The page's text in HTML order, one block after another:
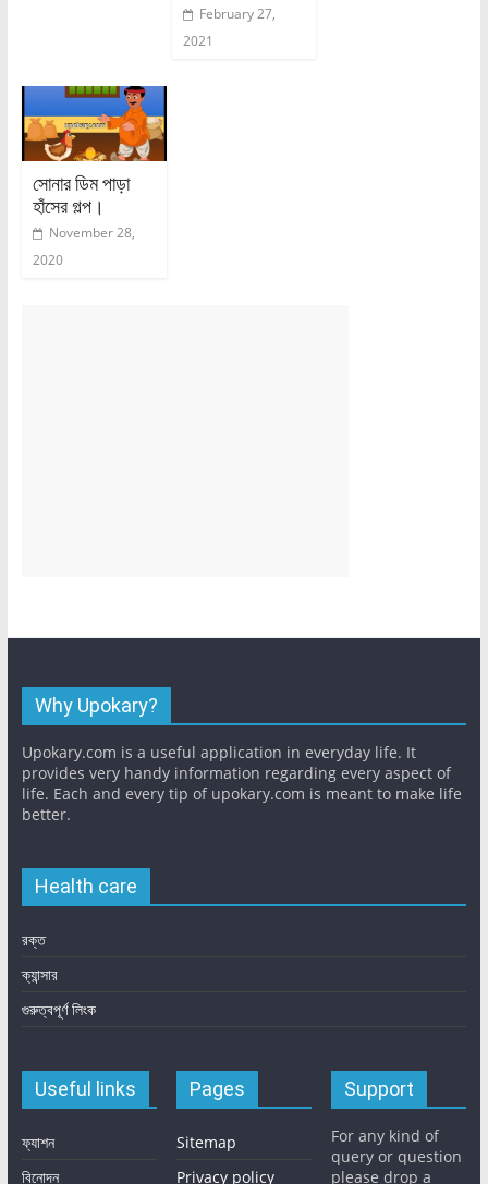
February 27,
2021
সোনার ডিম পাড়া
হাঁসের গল্প।
November 28,
2020
Why Upokary?
Upokary.com is a useful application in everyday life. It
provides very handy information regarding every aspect of
life. Each and every tip of upokary.com is meant to make life
better.
Health care
রক্ত
ক্যান্সার
গুরুত্বপূর্ণ লিংক
Useful links
ফ্যাশন
বিনোদন
Pages
Sitemap
Privacy policy
Support
For any kind of
query or question
please drop a